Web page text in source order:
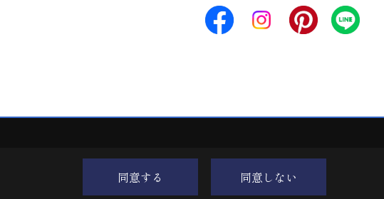
同意する 同意しない